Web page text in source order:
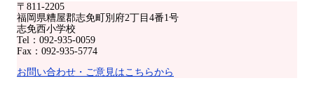
〒811-2205
福岡県糟屋郡志免町別府2丁目4番1号
志免西小学校
Tel：092-935-0059
Fax：092-935-5774
お問い合わせ・ご意見はこちらから